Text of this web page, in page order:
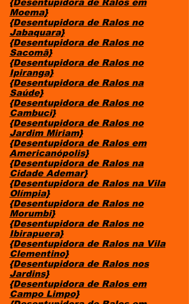
{Desentupidora de Ralos em
Moema}
{Desentupidora de Ralos no
Jabaquara}
{Desentupidora de Ralos no
Sacomã}
{Desentupidora de Ralos no
Ipiranga}
{Desentupidora de Ralos na
Saúde}
{Desentupidora de Ralos no
Cambuci}
{Desentupidora de Ralos no
Jardim Miriam}
{Desentupidora de Ralos em
Americanópolis}
{Desentupidora de Ralos na
Cidade Ademar}
{Desentupidora de Ralos na Vila
Olímpia}
{Desentupidora de Ralos no
Morumbi}
{Desentupidora de Ralos no
Ibirapuera}
{Desentupidora de Ralos na Vila
Clementino}
{Desentupidora de Ralos nos
Jardins}
{Desentupidora de Ralos em
Campo Limpo}